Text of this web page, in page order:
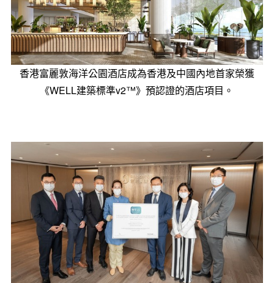
香港富麗敦海洋公園酒店成為香港及中國內地首家榮獲
《WELL建築標準v2™️》預認證的酒店項目。